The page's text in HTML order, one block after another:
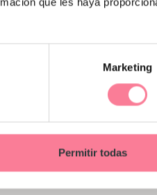
Marketing
Permitir todas